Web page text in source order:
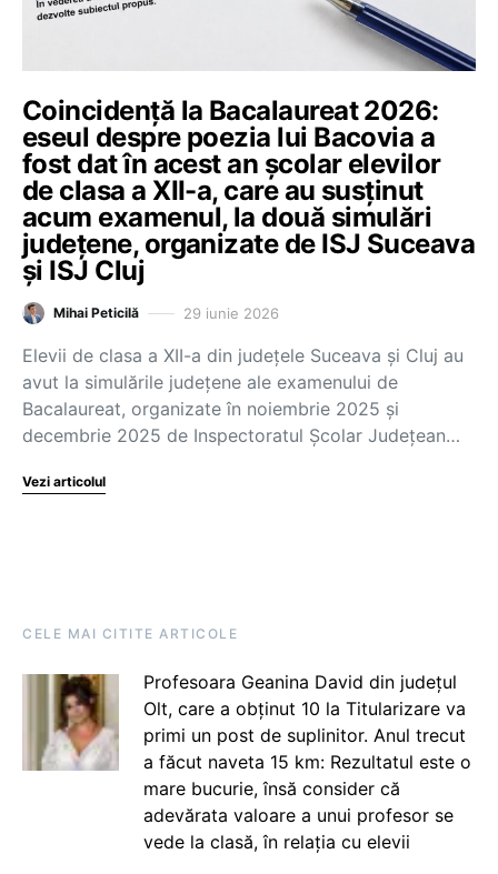
Coincidență la Bacalaureat 2026:
eseul despre poezia lui Bacovia a
fost dat în acest an școlar elevilor
de clasa a XII-a, care au susținut
acum examenul, la două simulări
județene, organizate de ISJ Suceava
și ISJ Cluj
Mihai Peticilă 29 iunie 2026
Elevii de clasa a XII-a din județele Suceava și Cluj au
avut la simulările județene ale examenului de
Bacalaureat, organizate în noiembrie 2025 și
decembrie 2025 de Inspectoratul Școlar Județean…
Vezi articolul
CELE MAI CITITE ARTICOLE
Profesoara Geanina David din județul
Olt, care a obținut 10 la Titularizare va
primi un post de suplinitor. Anul trecut
a făcut naveta 15 km: Rezultatul este o
mare bucurie, însă consider că
adevărata valoare a unui profesor se
vede la clasă, în relația cu elevii